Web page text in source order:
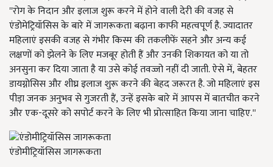
''रोग के निदान और इलाज शुरू करने में होने वाली देरी की वजह से
एंडोमेट्रियॉसिस के बारे में जागरूकता बढ़ाना काफी महत्वपूर्ण है. ज्यादातर
महिलाएं इसकी वजह से गंभीर किस्म की तकलीफें सहने और अन्य कई
लक्षणों को झेलने के लिए मजबूर होती हैं और उनकी शिकायत को या तो
अनसुना कर दिया जाता है या उसे कोई तवज्जो नहीं दी जाती. ऐसे में, बेहतर
डायग्नोसिस और शीघ्र इलाज शुरू करने की बेहद जरूरत है. जो महिलाएं इस
पीड़ा जनक अनुभव से गुजरती हैं, उन्हें इसके बारे में आपस में बातचीत करने
और एक-दूसरे को सपोर्ट करने के लिए भी प्रोत्साहित किया जाना चाहिए.''
एंडोमीट्रियॉसिस जागरूकता